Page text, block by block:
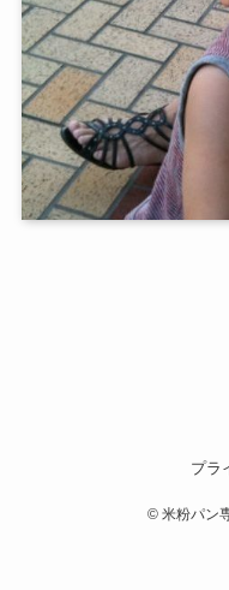
プラ
©米粉パン